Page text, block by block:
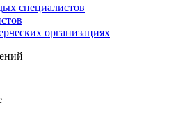
специалистов
организациях